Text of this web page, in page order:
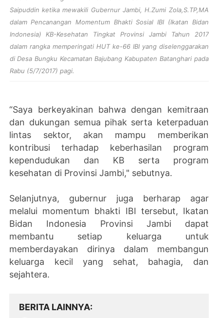
Saipuddin ketika mewakili Gubernur Jambi, H.Zumi Zola,S.TP,MA
dalam Pencanangan Momentum Bhakti Sosial IBI (Ikatan Bidan
Indonesia) KB-Kesehatan Tingkat Provinsi Jambi Tahun 2017
dalam rangka memperingati HUT ke-66 IBI yang diselenggarakan
di Desa Bungku Kecamatan Bajubang Kabupaten Batanghari pada
Rabu (5/7/2017) pagi.
“Saya berkeyakinan bahwa dengan kemitraan
dan dukungan semua pihak serta keterpaduan
lintas sektor, akan mampu memberikan
kontribusi terhadap keberhasilan program
kependudukan dan KB serta program
kesehatan di Provinsi Jambi," sebutnya.
Selanjutnya, gubernur juga berharap agar
melalui momentum bhakti IBI tersebut, Ikatan
Bidan Indonesia Provinsi Jambi dapat
membantu setiap keluarga untuk
memberdayakan dirinya dalam membangun
keluarga kecil yang sehat, bahagia, dan
sejahtera.
BERITA LAINNYA